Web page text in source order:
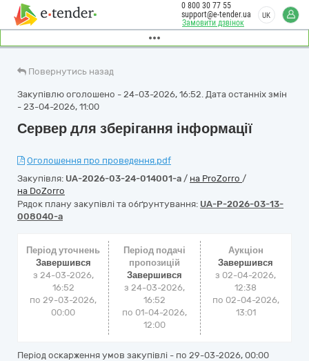
Замовити дзвінок
0 800 30 77 55
support@e-tender.ua
UK
Повернутись назад
Закупівлю оголошено - 24-03-2026, 16:52. Дата останніх змін
- 23-04-2026, 11:00
Сервер для зберігання інформації
Оголошення про проведення.pdf
Закупівля: UA-2026-03-24-014001-a / на ProZorro /
на DoZorro
Рядок плану закупівлі та обґрунтування: UA-P-2026-03-13-
008040-a
Період уточнень
Завершився
з 24-03-2026,
16:52
по 29-03-2026,
00:00
Період подачі
пропозицій
Завершився
з 24-03-2026,
16:52
по 01-04-2026,
12:00
Аукціон
Завершився
з 02-04-2026,
12:38
по 02-04-2026,
13:01
Період оскарження умов закупівлі - по 29-03-2026, 00:00